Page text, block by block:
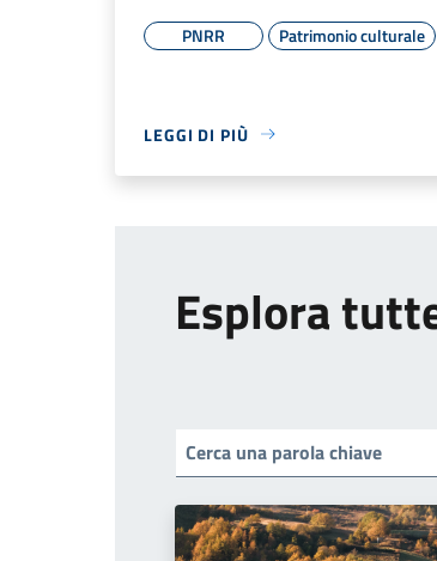
PNRR Patrimonio culturale
LEGGI DI PIÙ
Esplora